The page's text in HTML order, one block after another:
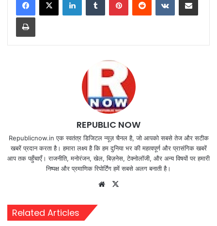
Print
REPUBLIC NOW
Republicnow.in एक स्वतंत्र डिजिटल न्यूज़ चैनल है, जो आपको सबसे तेज और सटीक
खबरें प्रदान करता है। हमारा लक्ष्य है कि हम दुनिया भर की महत्वपूर्ण और प्रासंगिक खबरें
आप तक पहुँचाएँ। राजनीति, मनोरंजन, खेल, बिज़नेस, टेक्नोलॉजी, और अन्य विषयों पर हमारी
निष्पक्ष और प्रमाणिक रिपोर्टिंग हमें सबसे अलग बनाती है।
Website
Related Articles